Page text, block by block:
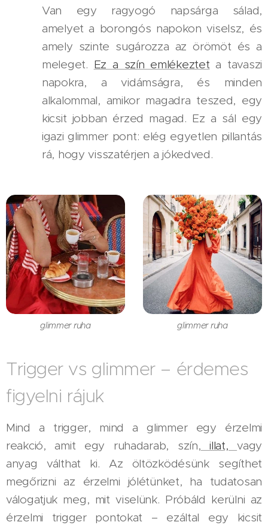
Van egy ragyogó napsárga sálad,
amelyet a borongós napokon viselsz, és
amely szinte sugározza az örömöt és a
meleget. Ez a szín emlékezteta tavaszi
napokra, a vidámságra, és minden
alkalommal, amikor magadra teszed, egy
kicsit jobban érzed magad. Ez a sál egy
igazi glimmer pont: elég egyetlen pillantás
rá, hogy visszatérjen a jókedved.
glimmer ruha glimmer ruha
Trigger vs glimmer – érdemes
figyelni rájuk
Mind a trigger, mind a glimmer egy érzelmi
reakció, amit egy ruhadarab, szín, illat,vagy
anyag válthat ki. Az öltözködésünk segíthet
megőrizni az érzelmi jólétünket, ha tudatosan
válogatjuk meg, mit viselünk. Próbáld kerülni az
érzelmi trigger pontokat – ezáltal egy kicsit